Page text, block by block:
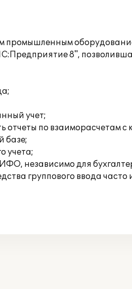
8",
учет;
отчеты по взаиморасчетам с
базе;
учета;
независимо для
группового ввода часто